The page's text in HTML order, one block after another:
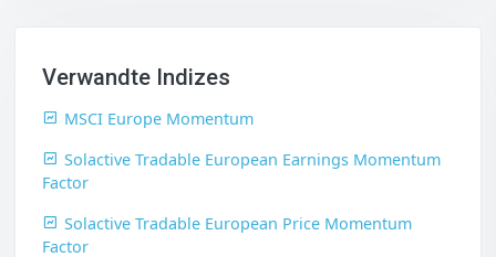
Verwandte Indizes
MSCI Europe Momentum
Solactive Tradable European Earnings Momentum
Factor
Solactive Tradable European Price Momentum
Factor